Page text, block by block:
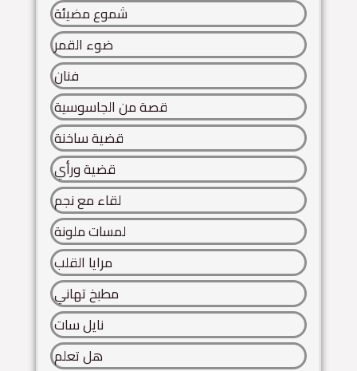
شموع مضيئة
ضوء القمر
فنان
قصة من الجاسوسية
قضية ساخنة
قضية ورأي
لقاء مع نجم
لمسات ملونة
مرايا القلب
مطبخ تهاني
نايل سات
هل تعلم